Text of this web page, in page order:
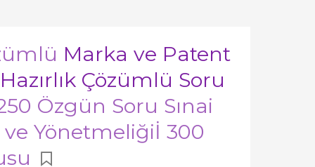
Marka ve Patent
Çözümlü Soru
Özgün Soru Sınai
Yönetmeliğiİ 300